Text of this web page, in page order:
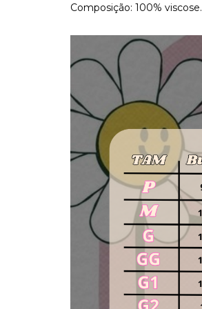
Composição: 100% viscose.